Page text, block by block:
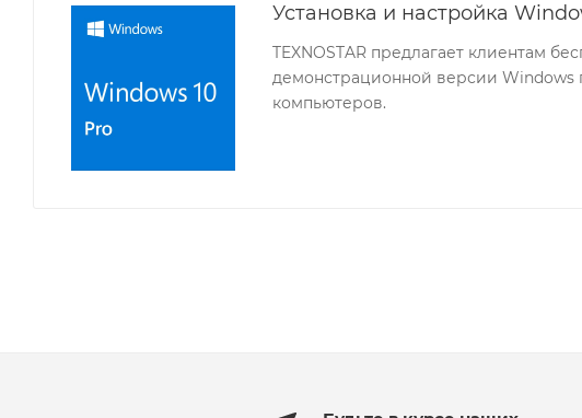
Установка и настройка
TEXNOSTAR предлагает клиентам
демонстрационной версии Windows
компьютеров.